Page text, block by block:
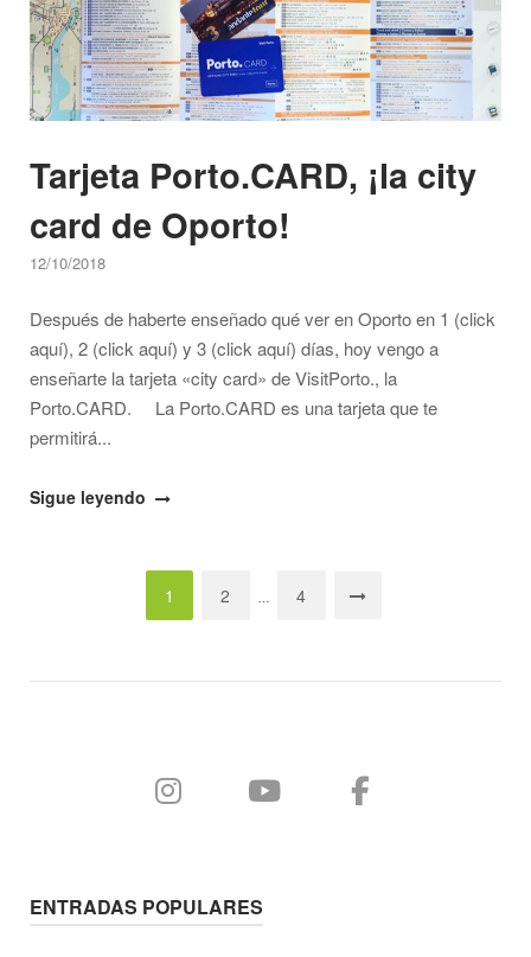
comida
y
fiesta"
Tarjeta Porto.CARD, ¡la city
card de Oporto!
12/10/2018
Después de haberte enseñado qué ver en Oporto en 1 (click
aquí), 2 (click aquí) y 3 (click aquí) días, hoy vengo a
enseñarte la tarjeta «city card» de VisitPorto., la
Porto.CARD. La Porto.CARD es una tarjeta que te
permitirá...
"Tarjeta
Oporto!"
Sigue leyendo
Navegación
entradas
1 2 … 4
ENTRADAS POPULARES